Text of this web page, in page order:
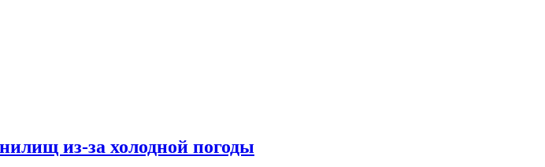
из-за холодной погоды